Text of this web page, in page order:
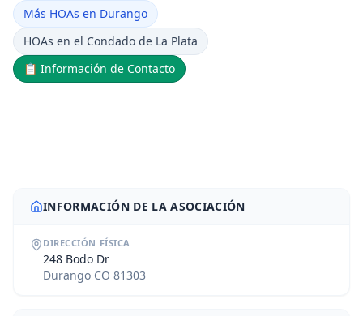
Más HOAs en Durango
HOAs en el Condado de La Plata
📋 Información de Contacto
INFORMACIÓN DE LA ASOCIACIÓN
DIRECCIÓN FÍSICA
248 Bodo Dr
Durango CO 81303